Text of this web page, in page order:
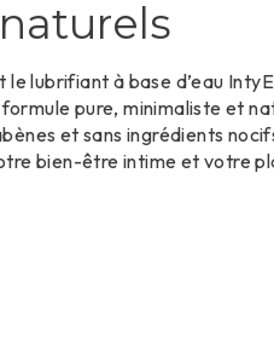
lubrifiant à base d’eau
pure, minimaliste et
et sans ingrédients
bien-être intime et votre